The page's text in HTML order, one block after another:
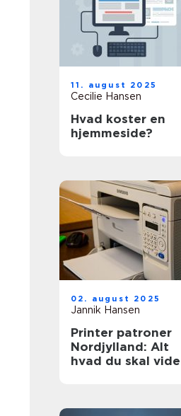
11. august 2025
Cecilie Hansen
Hvad koster en
hjemmeside?
02. august 2025
Jannik Hansen
Printer patroner
Nordjylland: Alt
hvad du skal vide